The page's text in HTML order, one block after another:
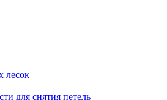
лесок
для снятия петель